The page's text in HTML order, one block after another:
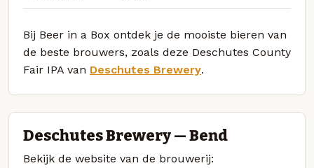
Bij Beer in a Box ontdek je de mooiste bieren van
de beste brouwers, zoals deze Deschutes County
Fair IPA van Deschutes Brewery.
Deschutes Brewery — Bend
Bekijk de website van de brouwerij: